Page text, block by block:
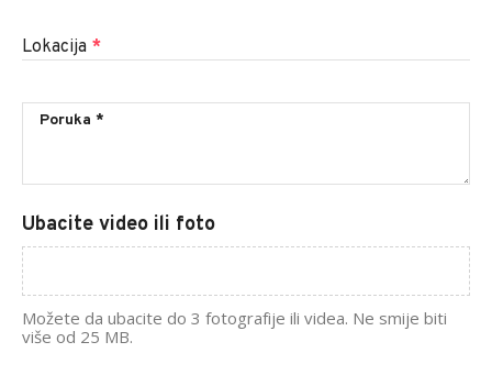
Lokacija *
Ubacite video ili foto
Možete da ubacite do 3 fotografije ili videa. Ne smije biti
više od 25 MB.